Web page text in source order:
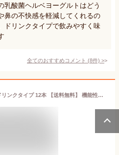
乳酸菌ヘルベヨーグルトはどう
鼻の不快感を軽減してくれるの
ドリンクタイプで飲みやすく味
全てのおすすめコメント (8件) >
乳酸菌ヘルベヨーグルト ドリンクタイプ 12本 【送料無料】 機能性表示食品 砂糖不使用 無糖 低脂肪 花粉症対策 ハウスダスト のむヨーグルト 雪印メグミルク 一般製品